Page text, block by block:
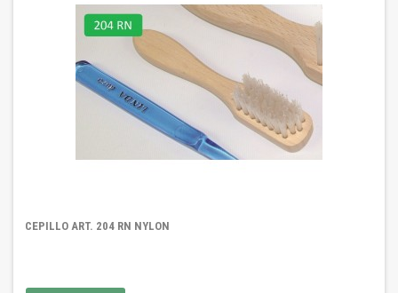
CEPILLO ART. 204 RN NYLON